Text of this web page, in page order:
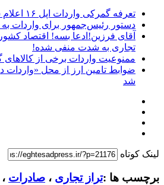
تعرفه گمرکی واردات اپل ۱۶ اعلام شد
دستور رئیس‌جمهور برای واردات
آقای فرزین!ادعا بسه! اقتصاد کشور
تجاری به شدت منفی شده!
ممنوعیت واردات برخی از کالا‌های گروه ۴
ضوابط تامین ارز از محل «واردات
شد
لینک کوتاه
برچسب ها :تراز تجاری ، صادرات ،